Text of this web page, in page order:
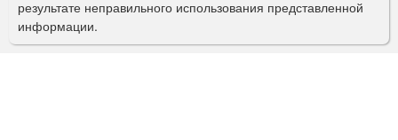
к
результате неправильного использования представленной
информации.